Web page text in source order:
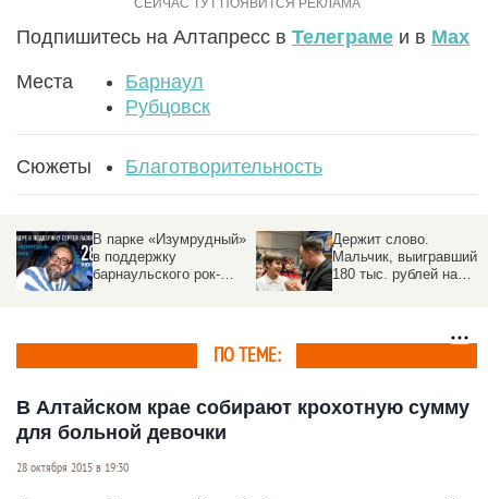
Подпишитесь на Алтапресс в Телеграме и в Max
Места
Барнаул
Рубцовск
Сюжеты Благотворительность
В парке «Изумрудный»
в поддержку
барнаульского рок-
Держит слово.
Мальчик, выигравший
180 тыс. рублей на
ПО ТЕМЕ:
В Алтайском крае собирают крохотную сумму
для больной девочки
28 октября 2015 в 19:30